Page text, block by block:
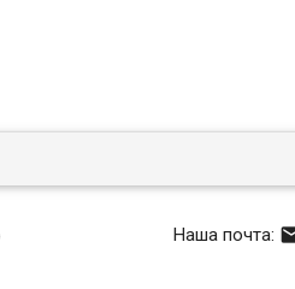
Наша почта: